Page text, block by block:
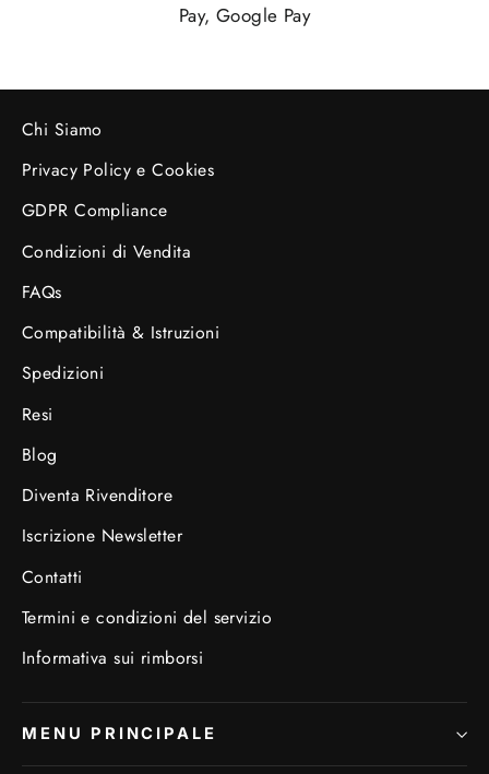
Pay, Google Pay
Chi Siamo
Privacy Policy e Cookies
GDPR Compliance
Condizioni di Vendita
FAQs
Compatibilità & Istruzioni
Spedizioni
Resi
Blog
Diventa Rivenditore
Iscrizione Newsletter
Contatti
Termini e condizioni del servizio
Informativa sui rimborsi
MENU PRINCIPALE